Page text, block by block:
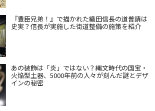
『豊臣兄弟！』で描かれた織田信長の道普請は
史実？信長が実施した街道整備の施策を紹介
あの装飾は「炎」ではない？縄文時代の国宝・
火焔型土器、5000年前の人々が刻んだ謎とデザ
インの秘密